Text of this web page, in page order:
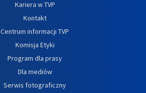
Kariera w TVP
Kontakt
Centrum informacji TVP
Komisja Etyki
Program dla prasy
Dla mediów
Serwis fotograficzny